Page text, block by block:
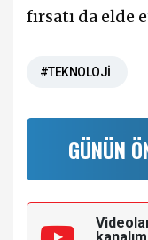
fırsatı da elde
#TEKNOLOJİ
GÜNÜN